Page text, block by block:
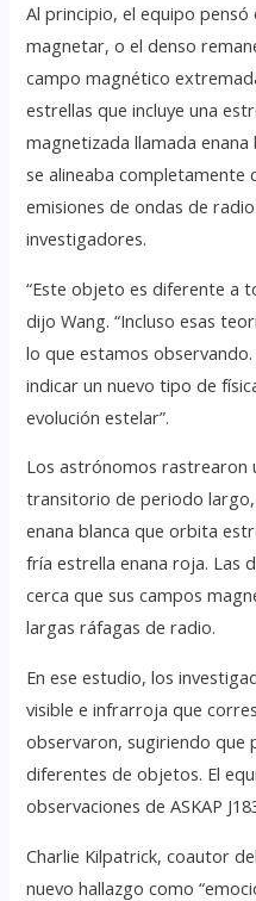
Al principio, el equipo
magnetar, o el denso
campo magnético
estrellas que incluye una
magnetizada llamada
se alineaba completamente
emisiones de ondas de
investigadores.
“Este objeto es diferente a
dijo Wang. “Incluso esas
lo que estamos
indicar un nuevo tipo de
evolución estelar”.
Los astrónomos rastrearon
transitorio de periodo largo,
enana blanca que orbita
fría estrella enana roja. Las
cerca que sus campos
largas ráfagas de radio.
En ese estudio, los
visible e infrarroja que
observaron, sugiriendo
diferentes de objetos. El
observaciones de ASKAP
Charlie Kilpatrick, coautor
nuevo hallazgo como